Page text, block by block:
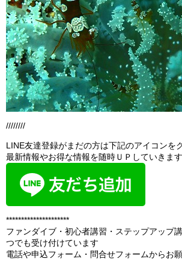
////////
LINE友達登録がまだの方は下記のアイコンを
最新情報やお得な情報を随時ＵＰしていきます
*********************
ファンダイブ・初心者講習・ステップアップ
つでも受け付けています
電話や申込フォーム・問合せフォームからお願